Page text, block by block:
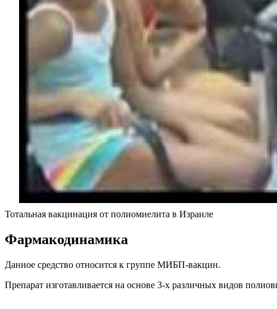
Тотальная вакцинация от полиомиелита в Израиле
Фармакодинамика
Данное средство относится к группе МИБП-вакцин.
Препарат изготавливается на основе 3-х различных видов